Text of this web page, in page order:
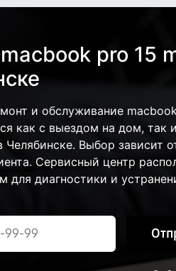
pro 15
и обслуживание
как с выездом на дом, так
Челябинске. Выбор зависит
Сервисный центр
для диагностики и